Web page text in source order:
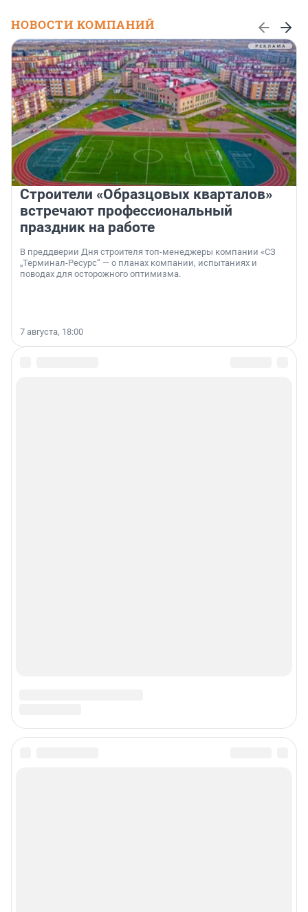
НОВОСТИ КОМПАНИЙ
Строители «Образцовых кварталов»
встречают профессиональный
праздник на работе
В преддверии Дня строителя топ-менеджеры компании «СЗ
„Терминал-Ресурс“ — о планах компании, испытаниях и
поводах для осторожного оптимизма.
7 августа, 18:00